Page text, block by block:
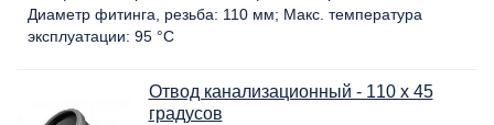
Диаметр фитинга, резьба: 110 мм
Макс. температура
эксплуатации: 95 °C
Отвод канализационный - 110 х 45
градусов